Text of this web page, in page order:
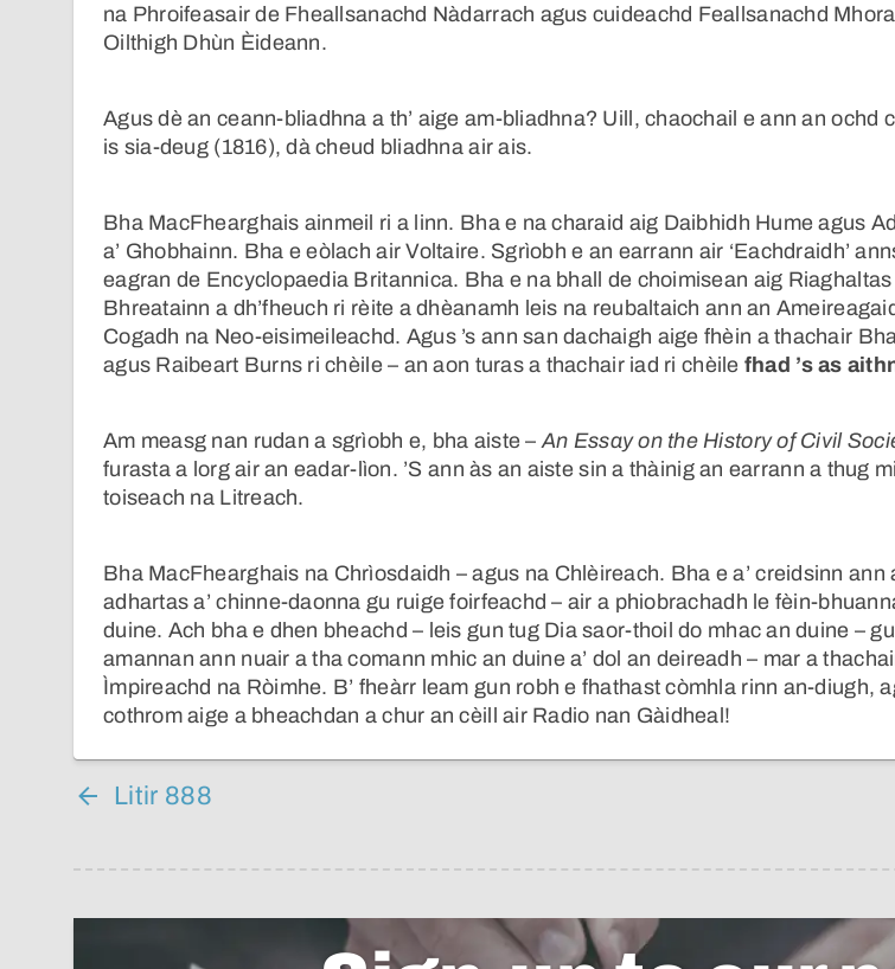
na Phroifeasair de Fheallsanachd Nàdarrach agus cuideachd Feallsanachd
Oilthigh Dhùn Èideann.
Agus dè an ceann-bliadhna a th’ aige am-bliadhna? Uill, chaochail e ann an ochd
is sia-deug (1816), dà cheud bliadhna air ais.
Bha MacFhearghais ainmeil ri a linn. Bha e na charaid aig Daibhidh Hume agus
a’ Ghobhainn. Bha e eòlach air Voltaire. Sgrìobh e an earrann air ‘Eachdraidh’
eagran de Encyclopaedia Britannica. Bha e na bhall de choimisean aig Riaghaltas
Bhreatainn a dh’fheuch ri rèite a dhèanamh leis na reubaltaich ann an
Cogadh na Neo-eisimeileachd. Agus ’s ann san dachaigh aige fhèin a thachair
agus Raibeart Burns ri chèile – an aon turas a thachair iad ri chèile fhad ’s as
Am measg nan rudan a sgrìobh e, bha aiste –An Essay on the History of Civil
furasta a lorg air an eadar-lìon. ’S ann às an aiste sin a thàinig an earrann a thug
toiseach na Litreach.
Bha MacFhearghais na Chrìosdaidh – agus na Chlèireach. Bha e a’ creidsinn ann
adhartas a’ chinne-daonna gu ruige foirfeachd – air a phiobrachadh le fèin-
duine. Ach bha e dhen bheachd – leis gun tug Dia saor-thoil do mhac an duine –
amannan ann nuair a tha comann mhic an duine a’ dol an deireadh – mar a
Ìmpireachd na Ròimhe. B’ fheàrr leam gun robh e fhathast còmhla rinn an-diugh,
cothrom aige a bheachdan a chur an cèill air Radio nan Gàidheal!
Litir 888